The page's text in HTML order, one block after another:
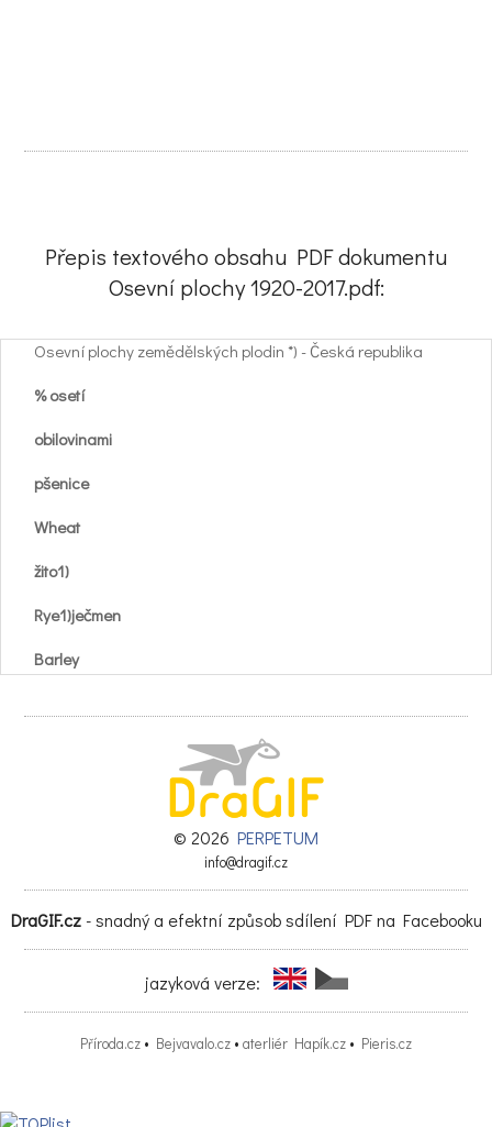
Přepis textového obsahu PDF dokumentu
Osevní plochy 1920-2017.pdf:
Osevní plochy zemědělských plodin *) - Česká republika
% osetí
obilovinami
pšenice
Wheat
žito1)
Rye1)ječmen
Barley
celkem
jedlé3)
of which:
© 2026 PERPETUM
info@dragif.cz
DraGIF.cz- snadný a efektní způsob sdílení PDF na Facebooku
jazyková verze:
Příroda.cz • Bejvavalo.cz • aterliér Hapík.cz • Pieris.cz